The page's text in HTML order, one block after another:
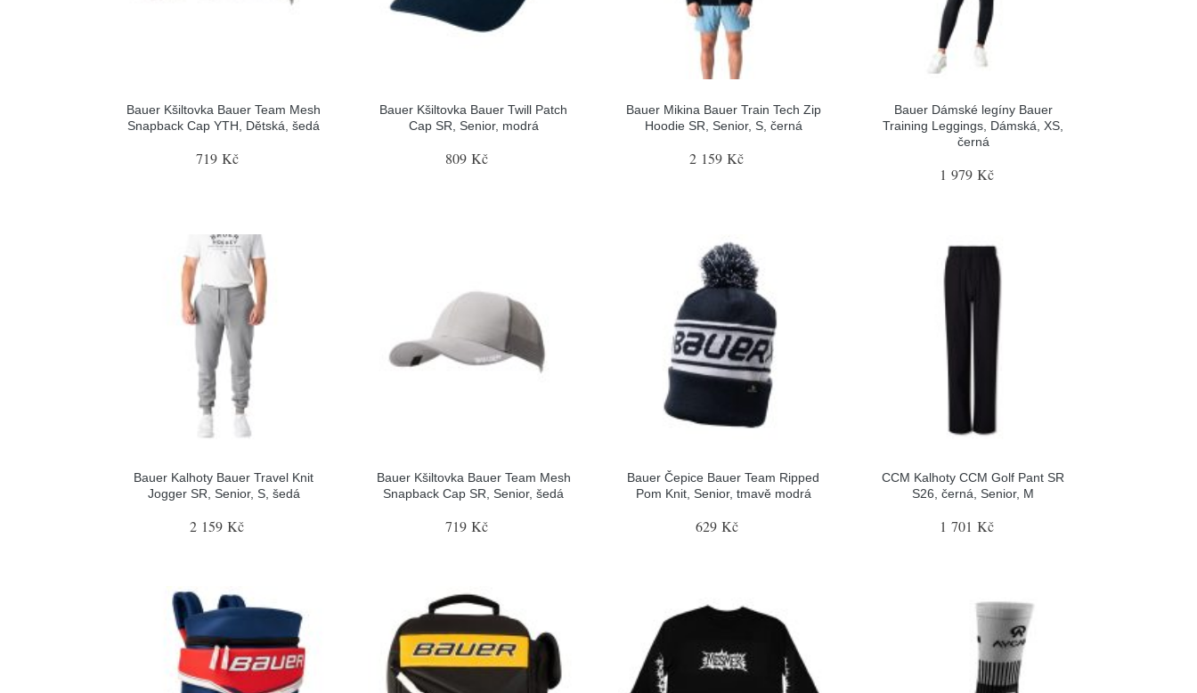
Bauer Kšiltovka Bauer Team Mesh
Snapback Cap YTH, Dětská, šedá
719 Kč
Bauer Kšiltovka Bauer Twill Patch
Cap SR, Senior, modrá
809 Kč
Bauer Mikina Bauer Train Tech Zip
Hoodie SR, Senior, S, černá
2 159 Kč
Bauer Dámské legíny Bauer
Training Leggings, Dámská, XS,
černá
1 979 Kč
Bauer Kalhoty Bauer Travel Knit
Jogger SR, Senior, S, šedá
2 159 Kč
Bauer Kšiltovka Bauer Team Mesh
Snapback Cap SR, Senior, šedá
719 Kč
Bauer Čepice Bauer Team Ripped
Pom Knit, Senior, tmavě modrá
629 Kč
CCM Kalhoty CCM Golf Pant SR
S26, černá, Senior, M
1 701 Kč